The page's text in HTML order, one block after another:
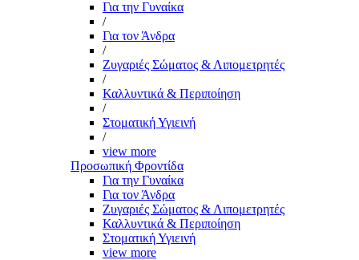
Για την Γυναίκα
/
Για τον Άνδρα
/
Ζυγαριές Σώματος & Λιπομετρητές
/
Καλλυντικά & Περιποίηση
/
Στοματική Υγιεινή
/
view more
Προσωπική Φροντίδα
Για την Γυναίκα
Για τον Άνδρα
Ζυγαριές Σώματος & Λιπομετρητές
Καλλυντικά & Περιποίηση
Στοματική Υγιεινή
view more